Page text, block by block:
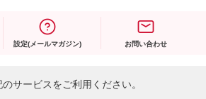
設定(メールマガジン) お問い合わせ
サービスをご利用ください。